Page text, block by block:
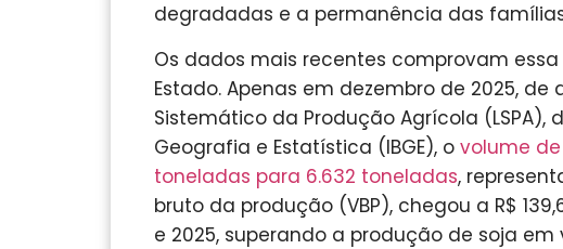
degradadas e a permanência das
Os dados mais recentes comprovam
Estado. Apenas em dezembro de 2025,
Sistemático da Produção Agrícola (LSPA),
Geografia e Estatística (IBGE), o volume
toneladas para 6.632 toneladas,
bruto da produção (VBP), chegou a R$
e 2025, superando a produção de soja em